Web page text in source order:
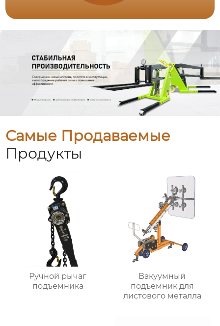
Самые Продаваемые
Продукты
Ручной рычаг
подъемника
Вакуумный
подъемник для
листового металла